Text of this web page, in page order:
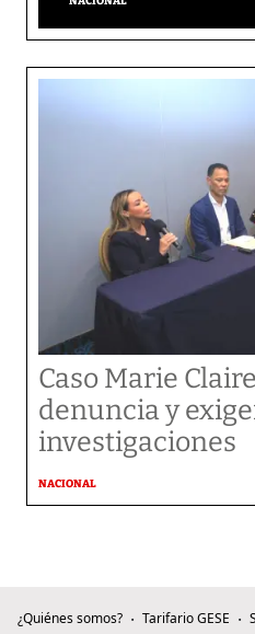
Caso Marie
denuncia y
investigaciones
NACIONAL
¿Quiénes somos? Tarifario GESE